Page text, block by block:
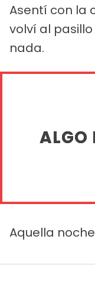
Asentí con la
volví al
nada.
ALGO
Aquella